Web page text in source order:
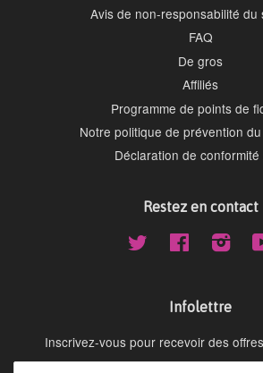
Avis de non-responsabilité du
FAQ
De gros
Affiliés
Programme de points de
Notre politique de prévention
Déclaration de conformité
Restez en contact
Twitter Facebook
Infolettre
Inscrivez-vous pour recevoir des